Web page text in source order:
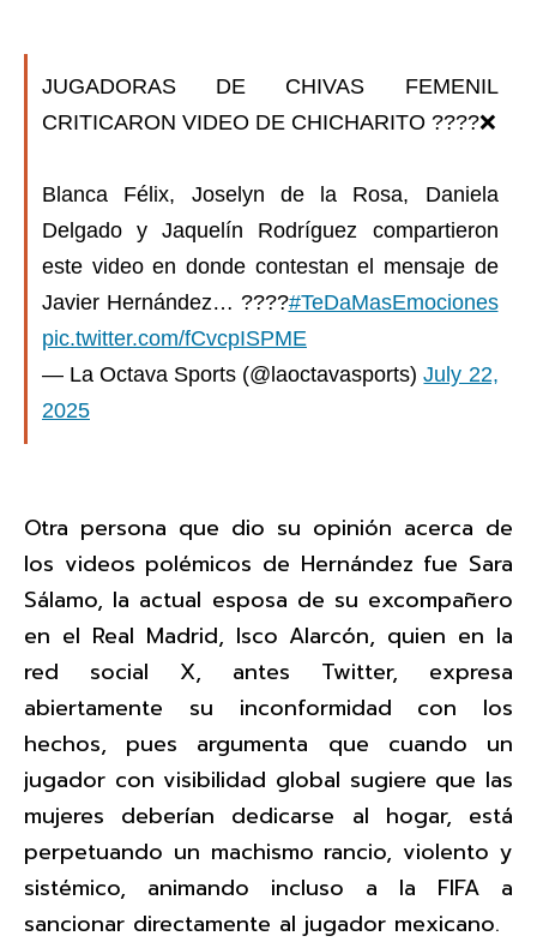
JUGADORAS DE CHIVAS FEMENIL
CRITICARON VIDEO DE CHICHARITO ????❌
Blanca Félix, Joselyn de la Rosa, Daniela
Delgado y Jaquelín Rodríguez compartieron
este video en donde contestan el mensaje de
Javier Hernández… ????️#TeDaMasEmociones
pic.twitter.com/fCvcpISPME
— La Octava Sports (@laoctavasports)July 22,
2025
Otra persona que dio su opinión acerca de
los videos polémicos de Hernández fue Sara
Sálamo, la actual esposa de su excompañero
en el Real Madrid, Isco Alarcón, quien en la
red social X, antes Twitter, expresa
abiertamente su inconformidad con los
hechos, pues argumenta que cuando un
jugador con visibilidad global sugiere que las
mujeres deberían dedicarse al hogar, está
perpetuando un machismo rancio, violento y
sistémico, animando incluso a la FIFA a
sancionar directamente al jugador mexicano.